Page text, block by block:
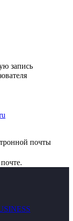
запись
почты